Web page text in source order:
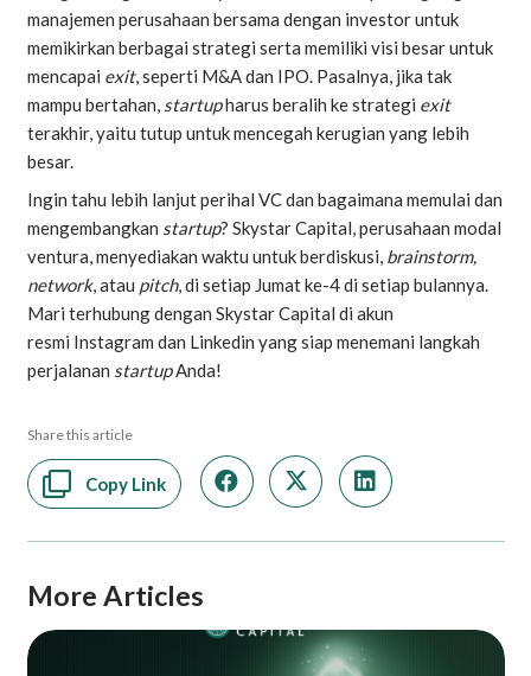
manajemen perusahaan bersama dengan investor untuk
memikirkan berbagai strategi serta memiliki visi besar untuk
mencapai exit, seperti M&A dan IPO. Pasalnya, jika tak
mampu bertahan, startupharus beralih ke strategi exit
terakhir, yaitu tutup untuk mencegah kerugian yang lebih
besar.
Ingin tahu lebih lanjut perihal VC dan bagaimana memulai dan
mengembangkan startup? Skystar Capital, perusahaan modal
ventura, menyediakan waktu untuk berdiskusi,brainstorm,
network, atau pitch, di setiap Jumat ke-4 di setiap bulannya.
Mari terhubungdengan Skystar Capital di akun
resmi Instagram dan Linkedin yang siap menemani langkah
perjalanan startupAnda!
Share this article
Copy Link
More Articles